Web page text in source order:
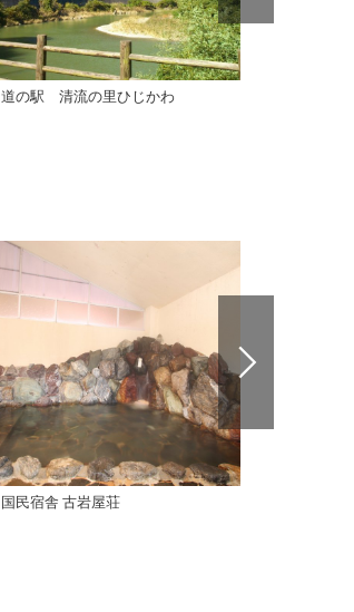
道の駅 清流の里ひじかわ
国民宿舎 古岩屋荘